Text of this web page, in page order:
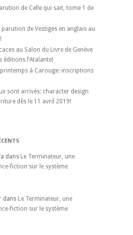
de Celle qui sait, tome 1 de
de Vestiges en anglais au
au Salon du Livre de Genève
éditions l’Atalante!
printemps à Carouge: inscriptions
sont arrivés: character design
dès le 11 avril 2019!
dans Le Terminateur, une
fiction sur le système
dans Le Terminateur, une
fiction sur le système